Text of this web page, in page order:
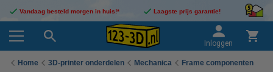
Vandaag besteld morgen in huis!* Laagste prijs garantie!
Inloggen
Home 3D-printer onderdelen Mechanica
Frame componenten